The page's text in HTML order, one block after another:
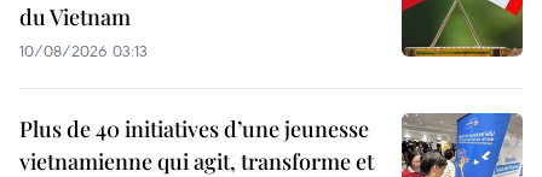
du Vietnam
10/08/2026 03:13
Plus de 40 initiatives d’une jeunesse
vietnamienne qui agit, transforme et